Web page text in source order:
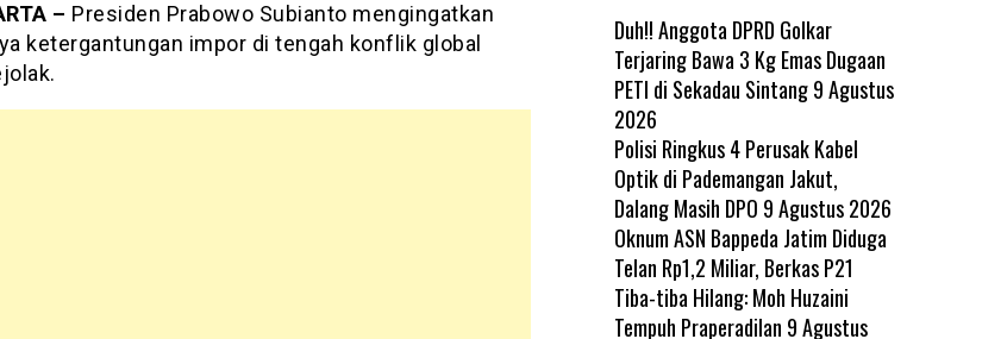
– Presiden Prabowo Subianto mengingatkan
ketergantungan impor di tengah konflik global
Duh!! Anggota DPRD Golkar
Terjaring Bawa 3 Kg Emas Dugaan
PETI di Sekadau Sintang 9 Agustus
2026
Polisi Ringkus 4 Perusak Kabel
Optik di Pademangan Jakut,
Dalang Masih DPO 9 Agustus 2026
Oknum ASN Bappeda Jatim Diduga
Telan Rp1,2 Miliar, Berkas P21
Tiba-tiba Hilang: Moh Huzaini
Tempuh Praperadilan 9 Agustus